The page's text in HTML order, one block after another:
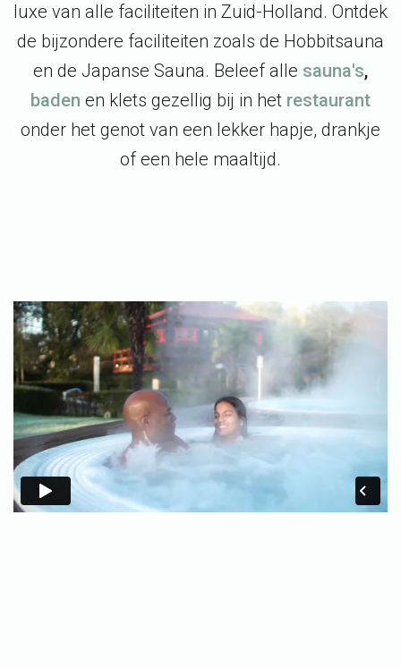
luxe van alle faciliteiten in Zuid-Holland. Ontdek
de bijzondere faciliteiten zoals de Hobbitsauna
en de Japanse Sauna. Beleef alle sauna's,
baden en klets gezellig bij in het restaurant
onder het genot van een lekker hapje, drankje
of een hele maaltijd.